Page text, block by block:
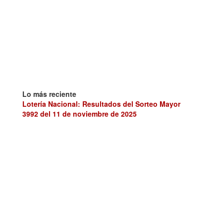
Lo más reciente
Lotería Nacional: Resultados del Sorteo Mayor
3992 del 11 de noviembre de 2025